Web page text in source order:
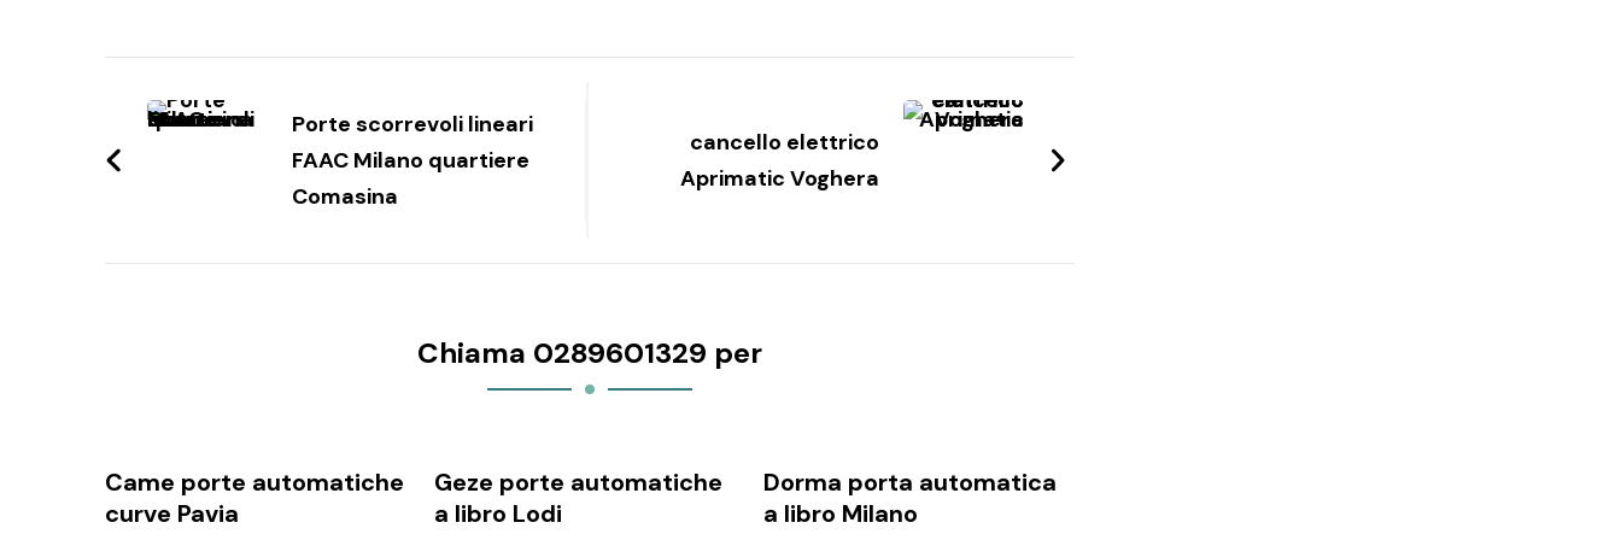
articoli
Porte scorrevoli lineari
FAAC Milano quartiere
Comasina
cancello elettrico
Aprimatic Voghera
Chiama 0289601329 per
Came porte automatiche
curve Pavia
Geze porte automatiche
a libro Lodi
Dorma porta automatica
a libro Milano